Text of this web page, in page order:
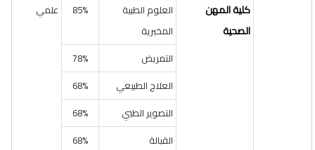
كلية المهن
الصحية
العلوم الطبية
المخبرية
85% علمي
التمريض
78%
العلاج الطبيعي
68%
التصوير الطبي
68%
القبالة
68%